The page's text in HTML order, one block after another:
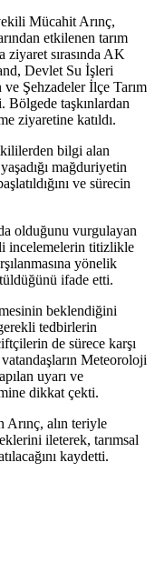
Mücahit Arınç,
etkilenen tarım
ziyaret sırasında AK
Devlet Su İşleri
Şehzadeler İlçe Tarım
taşkınlardan
ziyaretine katıldı.
bilgi alan
mağduriyetin
ve sürecin
olduğunu vurgulayan
incelemelerin titizlikle
yönelik
ifade etti.
beklendiğini
tedbirlerin
de sürece karşı
Meteoroloji
uyarı ve
dikkat çekti.
Arınç, alın teriyle
ileterek, tarımsal
kaydetti.